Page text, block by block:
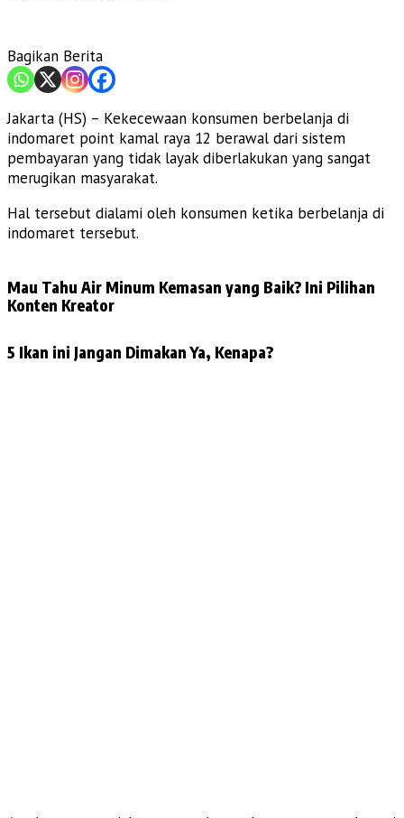
Bagikan Berita
Jakarta (HS) – Kekecewaan konsumen berbelanja di
indomaret point kamal raya 12 berawal dari sistem
pembayaran yang tidak layak diberlakukan yang sangat
merugikan masyarakat.
Hal tersebut dialami oleh konsumen ketika berbelanja di
indomaret tersebut.
Mau Tahu Air Minum Kemasan yang Baik? Ini Pilihan
Konten Kreator
5 Ikan ini Jangan Dimakan Ya, Kenapa?